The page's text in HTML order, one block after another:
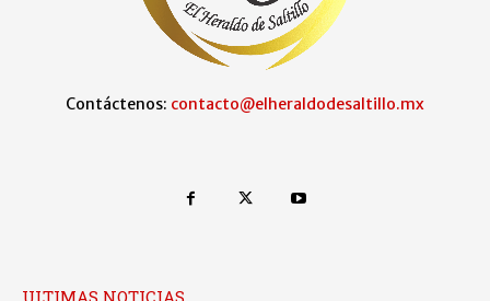
Contáctenos: contacto@elheraldodesaltillo.mx
ULTIMAS NOTICIAS